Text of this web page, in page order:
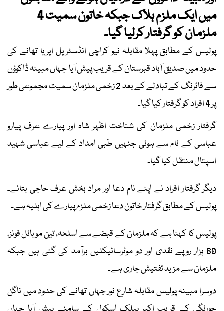
میں ایک ملزم ہلاک جبکہ خاتون سمیت 4
ملزمان کو گرفتار کرلیا گیا۔
پولیس کے مطابق پہلا مقابلہ نیو کراچی انڈسٹریل ایریا تھانے کی
حدود میں صدیق آباد قبرستان کے قریب پیش آیا جہاں مبینہ ڈاکوؤں
سے فائرنگ کے تبادلے کے بعد 2 زخمی ملزمان سمیت مجموعی طور
پر 4 افراد کو گرفتار کیا گیا۔
گرفتار زخمی ملزمان کی شناخت اظہر شاہ اور پیارے عرف پیارو
عباسی کے نام سے ہوئی جنہیں طبی امداد کے لیے عباسی شہید
اسپتال منتقل کیا گیا۔
دیگر گرفتار افراد نے اپنے نام دعا اور مراد بخش عرف حاجی بتائے۔
پولیس کے مطابق گرفتار خاتون دعا زخمی ملزم پیارے کی اہلیہ ہے۔
پولیس کا کہنا ہے کہ ملزمان کے قبضے سے اسلحہ، تین موبائل فونز،
60 ہزار روپے نقدی اور دو موٹرسائیکلیں برآمد کی گئی ہیں جبکہ
ملزمان سے مزید تفتیش جاری ہے۔
دوسرا مبینہ پولیس مقابلہ شارع نور جہاں تھانے کی حدود میں ناگن